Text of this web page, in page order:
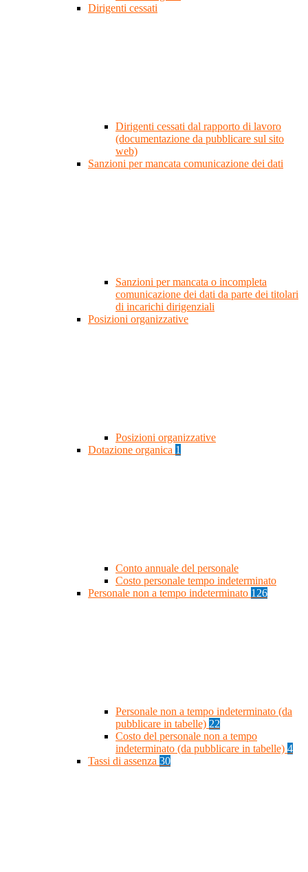
Dirigenti cessati
Dirigenti cessati dal rapporto di lavoro
(documentazione da pubblicare sul sito
web)
Sanzioni per mancata comunicazione dei dati
Sanzioni per mancata o incompleta
comunicazione dei dati da parte dei titolari
di incarichi dirigenziali
Posizioni organizzative
Posizioni organizzative
Dotazione organica 1
Conto annuale del personale
Costo personale tempo indeterminato
Personale non a tempo indeterminato 126
Personale non a tempo indeterminato (da
pubblicare in tabelle) 22
Costo del personale non a tempo
indeterminato (da pubblicare in tabelle) 4
Tassi di assenza 30